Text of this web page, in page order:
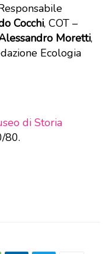
Cocchi, COT –
Moretti,
Ecologia
di Storia
80.